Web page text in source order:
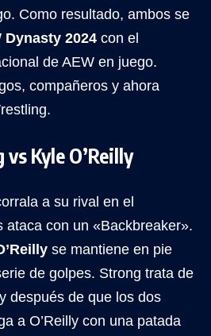
Como resultado, ambos se
Dynasty 2024 con el
de AEW en juego.
compañeros y ahora
Kyle O’Reilly
a su rival en el
ataca con un «Backbreaker».
se mantiene en pie
de golpes. Strong trata de
después de que los dos
a O’Reilly con una patada